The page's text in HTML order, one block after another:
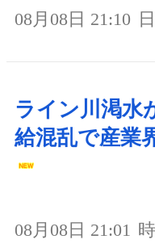
08月08日 21:10
ライン川渇水
給混乱で産業
08月08日 21:01